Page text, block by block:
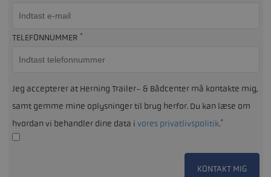
TELEFONNUMMER *
Jeg accepterer at Herning Trailer- & Bådcenter må kontakte mig,
samt gemme mine oplysninger til brug herfor. Du kan læse om
hvordan vi behandler dine data i vores privatlivspolitik.*
KONTAKT MIG